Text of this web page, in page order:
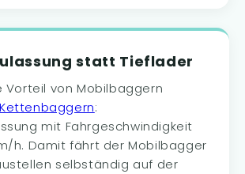
statt Tieflader
Vorteil von Mobilbaggern
Kettenbaggern:
mit Fahrgeschwindigkeit
h. Damit fährt der Mobilbagger
selbständig auf der